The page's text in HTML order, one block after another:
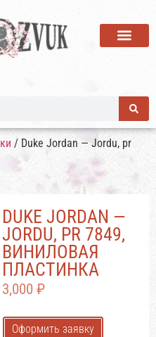
/ Duke Jordan — Jordu, pr
DUKE JORDAN —
JORDU, PR 7849,
ВИНИЛОВАЯ
ПЛАСТИНКА
3,000 ₽
Оформить заявку